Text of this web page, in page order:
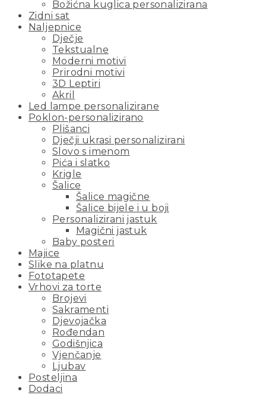
Božićna kuglica personalizirana
Zidni sat
Naljepnice
Dječje
Tekstualne
Moderni motivi
Prirodni motivi
3D Leptiri
Akril
Led lampe personalizirane
Poklon-personalizirano
Plišanci
Dječji ukrasi personalizirani
Slovo s imenom
Pića i slatko
Krigle
Šalice
Šalice magične
Šalice bijele i u boji
Personalizirani jastuk
Magični jastuk
Baby posteri
Majice
Slike na platnu
Fototapete
Vrhovi za torte
Brojevi
Sakramenti
Djevojačka
Rođendan
Godišnjica
Vjenčanje
Ljubav
Posteljina
Dodaci